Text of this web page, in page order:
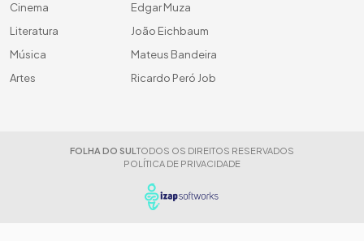
Cinema
Literatura
Música
Artes
Edgar Muza
João Eichbaum
Mateus Bandeira
Ricardo Peró Job
FOLHA DO SUL TODOS OS DIREITOS RESERVADOS
POLÍTICA DE PRIVACIDADE